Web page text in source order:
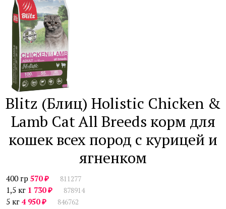
Blitz (Блиц) Holistic Chicken &
Lamb Cat All Breeds корм для
кошек всех пород с курицей и
ягненком
400 гр 570₽ 811277
1,5 кг 1 730₽ 878914
5 кг 4 950₽ 846762